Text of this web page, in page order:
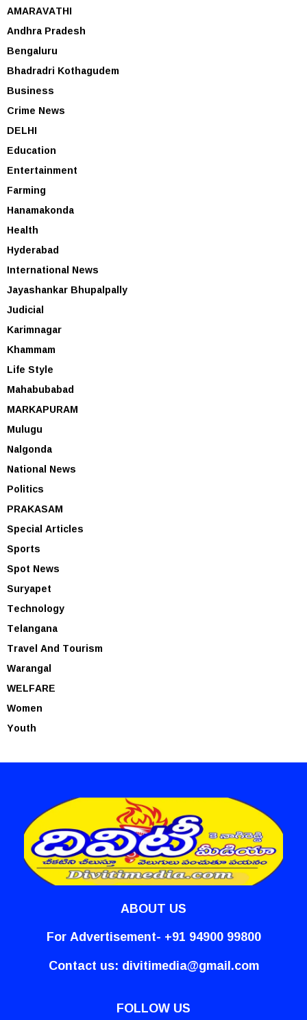
AMARAVATHI
Andhra Pradesh
Bengaluru
Bhadradri Kothagudem
Business
Crime News
DELHI
Education
Entertainment
Farming
Hanamakonda
Health
Hyderabad
International News
Jayashankar Bhupalpally
Judicial
Karimnagar
Khammam
Life Style
Mahabubabad
MARKAPURAM
Mulugu
Nalgonda
National News
Politics
PRAKASAM
Special Articles
Sports
Spot News
Suryapet
Technology
Telangana
Travel And Tourism
Warangal
WELFARE
Women
Youth
ABOUT US
For Advertisement- +91 94900 99800
Contact us: divitimedia@gmail.com
FOLLOW US